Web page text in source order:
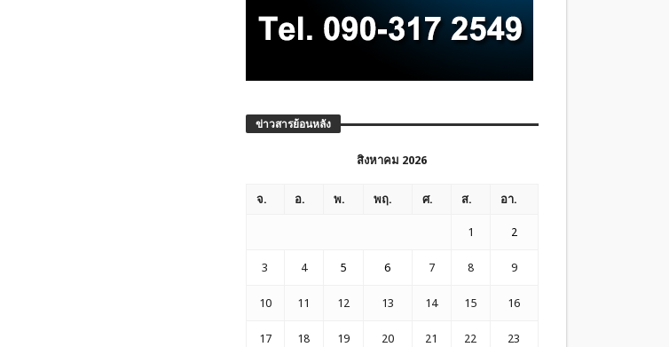
ข่าวสารย้อนหลัง
สิงหาคม 2026
จ. อ. พ. พฤ. ศ. ส. อา.
1 2
3 4 5 6 7 8 9
10 11 12 13 14 15 16
17 18 19 20 21 22 23